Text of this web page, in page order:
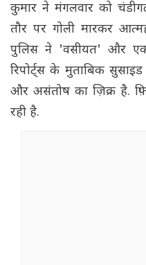
कुमार ने मंगलवार को
तौर पर गोली मारकर
पुलिस ने 'वसीयत' और एक
रिपोर्ट्स के मुताबिक
और असंतोष का ज़िक्र है.
रही है.